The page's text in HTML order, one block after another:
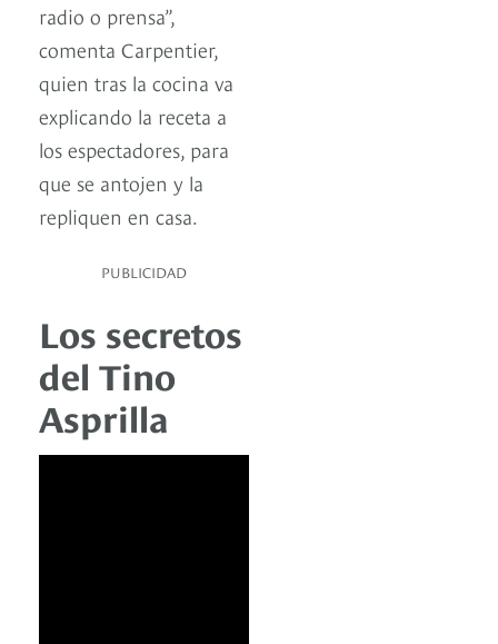
radio o prensa”,
comenta Carpentier,
quien tras la cocina va
explicando la receta a
los espectadores, para
que se antojen y la
repliquen en casa.
PUBLICIDAD
Los secretos
del Tino
Asprilla